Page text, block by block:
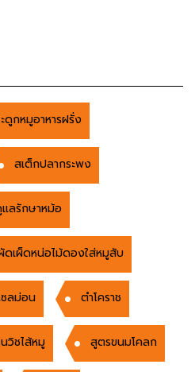
ดูกหมูอาหารฝรั่ง
สเต็กปลากระพง
ลรักษาหม้อ
ดเผ็ดหน่อไม้ดองใส่หมูสับ
ลม่อน ตำโคราช
วิชไส้หมู สูตรขนมโคลก